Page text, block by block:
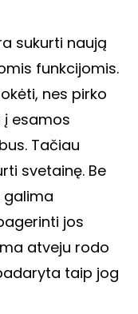
sukurti naują
funkcijomis.
nes pirko
į esamos
Tačiau
svetainę. Be
galima
jos
atveju rodo
taip jog